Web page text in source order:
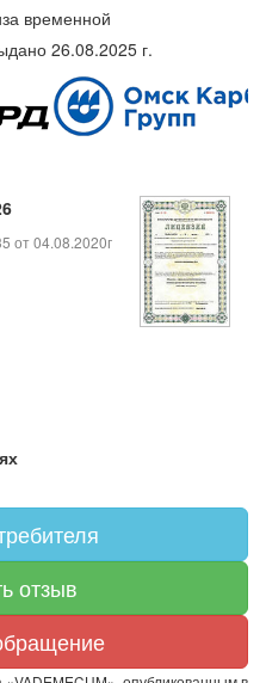
временной
26.08.2025 г.
от 04.08.2020г
отзыв